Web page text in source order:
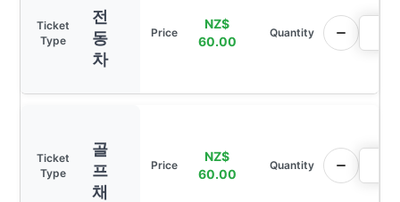
전
동
차
NZ$
60.00
골
프
채
NZ$
60.00